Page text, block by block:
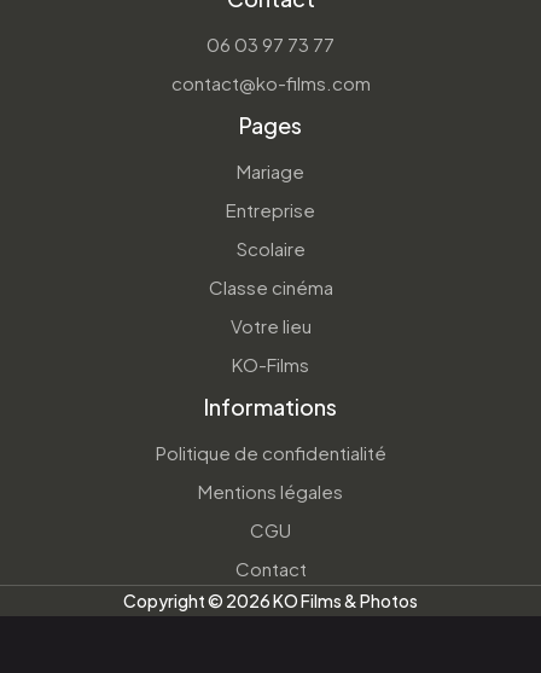
06 03 97 73 77
contact@ko-films.com
Pages
Mariage
Entreprise
Scolaire
Classe cinéma
Votre lieu
KO-Films
Informations
Politique de confidentialité
Mentions légales
CGU
Contact
Copyright © 2026 KO Films & Photos